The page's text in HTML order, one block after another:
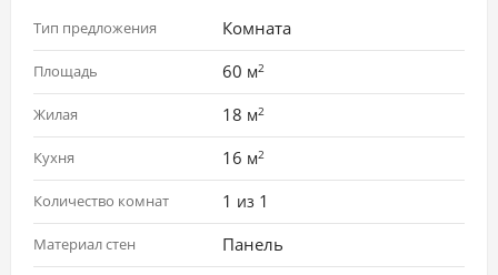
Тип предложения Комната
Площадь 60 м2
Жилая 18 м2
Кухня 16 м2
Количество комнат 1 из 1
Материал стен Панель